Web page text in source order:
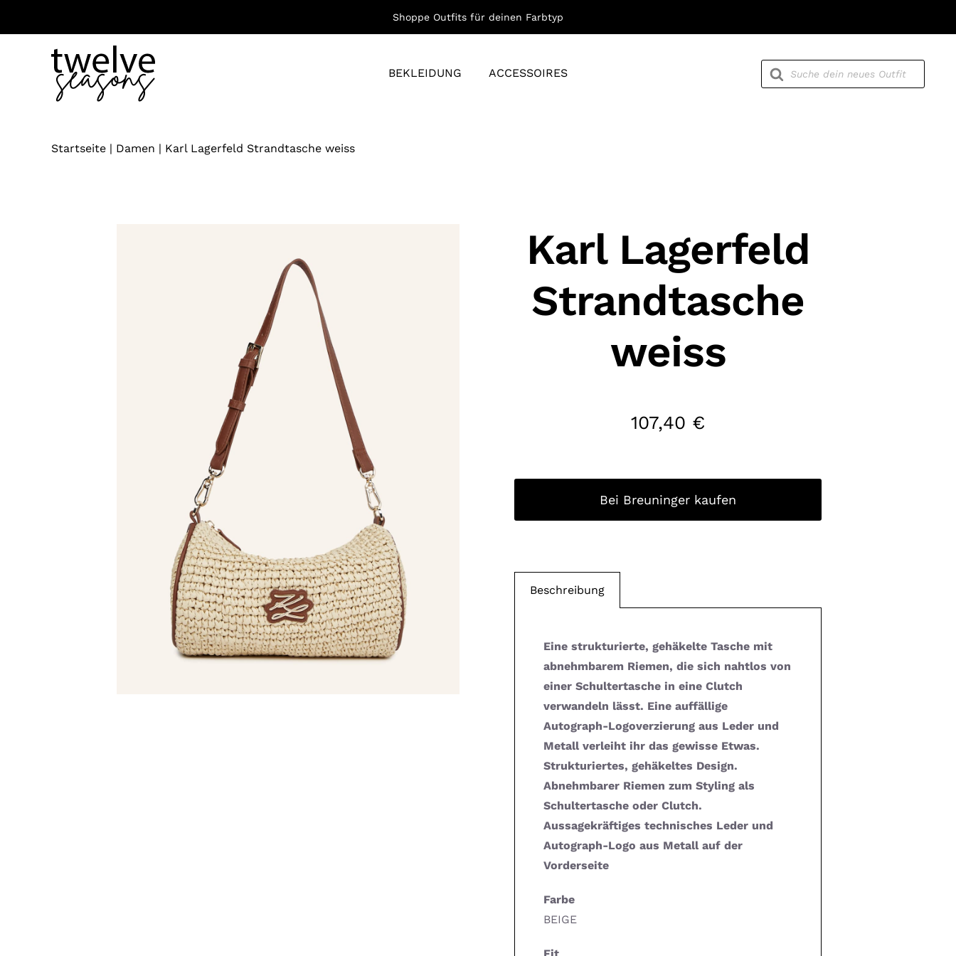
Shoppe Outfits für deinen Farbtyp
BEKLEIDUNG ACCESSOIRES
Products
search
Startseite| Damen | Karl Lagerfeld Strandtasche weiss
Karl Lagerfeld
Strandtasche
weiss
107,40 €
Bei Breuninger kaufen
Beschreibung
Eine strukturierte, gehäkelte Tasche mit
abnehmbarem Riemen, die sich nahtlos von
einer Schultertasche in eine Clutch
verwandeln lässt. Eine auffällige
Autograph-Logoverzierung aus Leder und
Metall verleiht ihr das gewisse Etwas.
Strukturiertes, gehäkeltes Design.
Abnehmbarer Riemen zum Styling als
Schultertasche oder Clutch.
Aussagekräftiges technisches Leder und
Autograph-Logo aus Metall auf der
Vorderseite
Farbe
BEIGE